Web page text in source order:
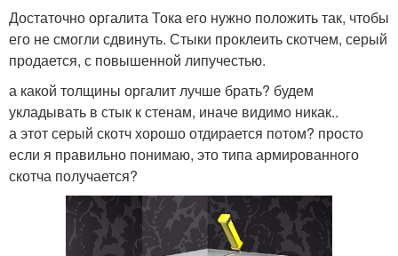
Достаточно оргалита Тока его нужно положить так, чтобы
его не смогли сдвинуть. Стыки проклеить скотчем, серый
продается, с повышенной липучестью.
а какой толщины оргалит лучше брать? будем
укладывать в стык к стенам, иначе видимо никак..
а этот серый скотч хорошо отдирается потом? просто
если я правильно понимаю, это типа армированного
скотча получается?